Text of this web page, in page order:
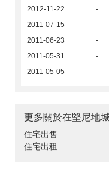
2012-11-22 -
2011-07-15 -
2011-06-23 -
2011-05-31 -
2011-05-05 -
更多關於在堅尼地
住宅出售
住宅出租